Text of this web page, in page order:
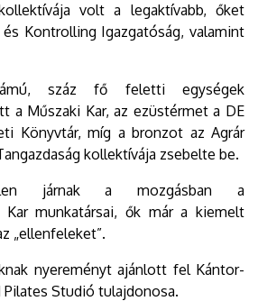
volt a legaktívabb, őket
Kontrolling Igazgatóság, valamint
száz fő feletti egységek
a Műszaki Kar, az ezüstérmet a DE
Könyvtár, míg a bronzot az Agrár
kollektívája zsebelte be.
járnak a mozgásban a
Kar munkatársai, ők már a kiemelt
„ellenfeleket”.
nyereményt ajánlott fel Kántor-
Pilates Studió tulajdonosa.